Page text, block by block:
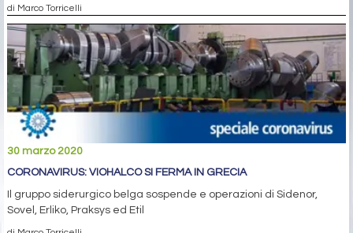
di Marco Torricelli
30 marzo 2020
CORONAVIRUS: VIOHALCO SI FERMA IN GRECIA
Il gruppo siderurgico belga sospende e operazioni di Sidenor,
Sovel, Erliko, Praksys ed Etil